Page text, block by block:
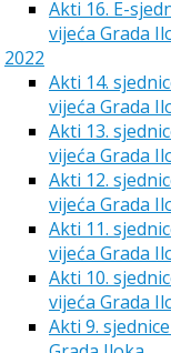
Akti 16. E-
vijeća Grada
2022
Akti 14.
vijeća Grada
Akti 13.
vijeća Grada
Akti 12.
vijeća Grada
Akti 11.
vijeća Grada
Akti 10.
vijeća Grada
Akti 9.